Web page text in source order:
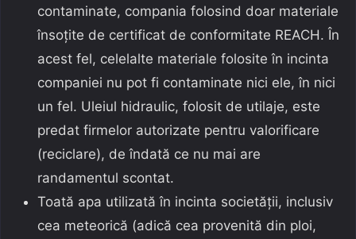
contaminate, compania folosind doar materiale
însoțite de certificat de conformitate REACH. În
acest fel, celelalte materiale folosite în incinta
companiei nu pot fi contaminate nici ele, în nici
un fel. Uleiul hidraulic, folosit de utilaje, este
predat firmelor autorizate pentru valorificare
(reciclare), de îndată ce nu mai are
randamentul scontat.
Toată apa utilizată în incinta societății, inclusiv
cea meteorică (adică cea provenită din ploi,